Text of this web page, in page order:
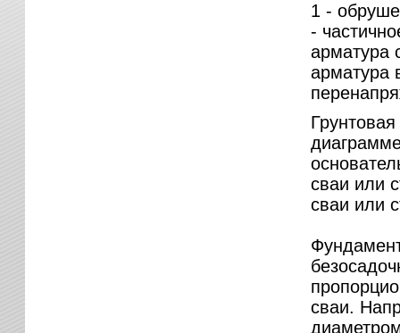
1 -
-
арматура
арматура
сваи или
сваи или
сваи.